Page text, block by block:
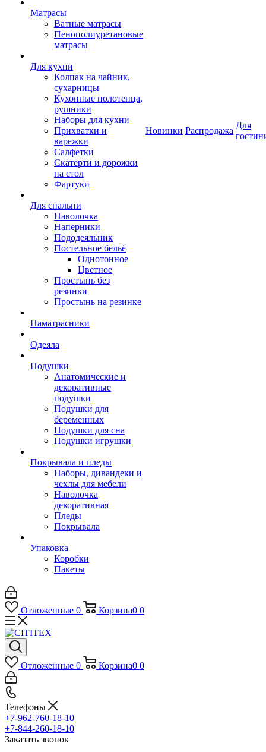
Матрасы
Ватные матрасы
Пенополиуретановые
матрасы
Для кухни
Колпак на чайник,
сухарницы
Кухонные полотенца,
рушники
Наборы для кухни
Прихватки и
варежки
Салфетки
Скатерти и дорожки
на стол
Фартуки
Для спальни
Наволочка
Наперники
Пододеяльник
Постельное бельё
Однотонное
Цветное
Простынь без
резинки
Простынь на резинке
Наматрасники
Одеяла
Подушки
Анатомические и
декоративные
подушки
Подушки для
беременных
Подушки для сна
Подушки игрушки
Покрывала и пледы
Наборы, дивандеки и
чехлы для мебели
Наволочка
декоративная
Пледы
Покрывала
Упаковка
Коробки
Пакеты
Новинки Распродажа
Для
Отложенные 0 Корзина0 0
Отложенные 0 Корзина0 0
Телефоны
+7-962-760-18-10
+7-844-260-18-10
Заказать звонок